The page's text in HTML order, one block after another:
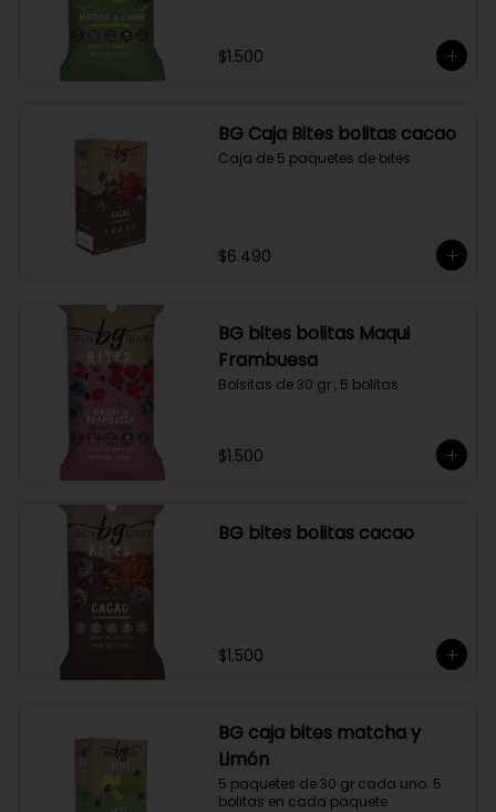
$1.500
BG Caja Bites bolitas cacao
Caja de 5 paquetes de bites
$6.490
BG bites bolitas Maqui
Frambuesa
Bolsitas de 30 gr , 5 bolitas
$1.500
BG bites bolitas cacao
$1.500
BG caja bites matcha y
Limón
5 paquetes de 30 gr cada uno. 5
bolitas en cada paquete